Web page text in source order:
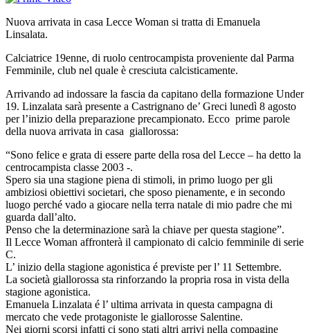
Nuova arrivata in casa Lecce Woman si tratta di Emanuela
Linsalata.
Calciatrice 19enne, di ruolo centrocampista proveniente dal Parma
Femminile, club nel quale è cresciuta calcisticamente.
Arrivando ad indossare la fascia da capitano della formazione Under
19. Linzalata sarà presente a Castrignano de’ Greci lunedì 8 agosto
per l’inizio della preparazione precampionato. Ecco prime parole
della nuova arrivata in casa giallorossa:
“Sono felice e grata di essere parte della rosa del Lecce – ha detto la
centrocampista classe 2003 -.
Spero sia una stagione piena di stimoli, in primo luogo per gli
ambiziosi obiettivi societari, che sposo pienamente, e in secondo
luogo perché vado a giocare nella terra natale di mio padre che mi
guarda dall’alto.
Penso che la determinazione sarà la chiave per questa stagione”.
Il Lecce Woman affronterà il campionato di calcio femminile di serie
C.
L’ inizio della stagione agonistica é previste per l’ 11 Settembre.
La società giallorossa sta rinforzando la propria rosa in vista della
stagione agonistica.
Emanuela Linzalata é l’ ultima arrivata in questa campagna di
mercato che vede protagoniste le giallorosse Salentine.
Nei giorni scorsi infatti ci sono stati altri arrivi nella compagine